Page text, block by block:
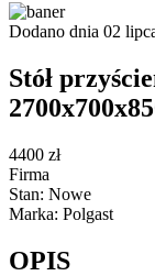
Dodano dnia 02
Stół
4400 zł
Firma
Stan: Nowe
Marka: Polgast
OPIS